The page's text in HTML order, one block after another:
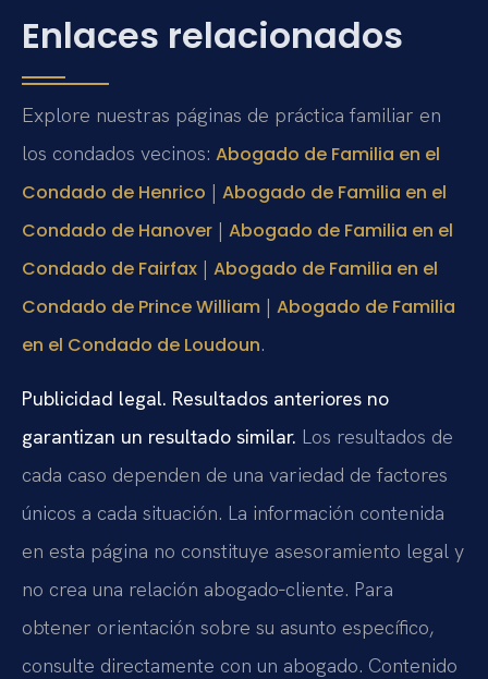
Enlaces relacionados
Explore nuestras páginas de práctica familiar en
los condados vecinos: Abogado de Familia en el
Condado de Henrico | Abogado de Familia en el
Condado de Hanover | Abogado de Familia en el
Condado de Fairfax | Abogado de Familia en el
Condado de Prince William | Abogado de Familia
en el Condado de Loudoun.
Publicidad legal. Resultados anteriores no
garantizan un resultado similar. Los resultados de
cada caso dependen de una variedad de factores
únicos a cada situación. La información contenida
en esta página no constituye asesoramiento legal y
no crea una relación abogado‑cliente. Para
obtener orientación sobre su asunto específico,
consulte directamente con un abogado. Contenido